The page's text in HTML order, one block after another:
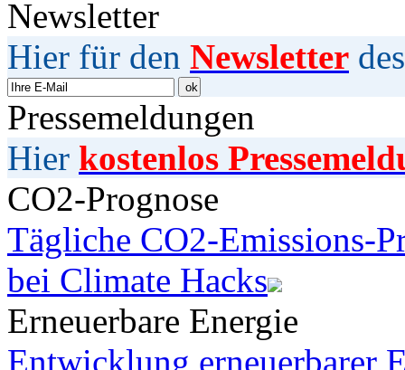
Newsletter
Hier für den Newsletter
Pressemeldungen
Hier kostenlos
CO2-Prognose
Tägliche CO2-Emissions-
bei Climate Hacks
Erneuerbare Energie
Entwicklung erneuerbarer